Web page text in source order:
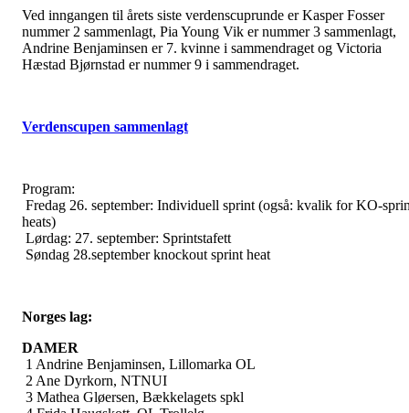
Ved inngangen til årets siste verdenscuprunde er Kasper Fosser
nummer 2 sammenlagt, Pia Young Vik er nummer 3 sammenlagt,
Andrine Benjaminsen er 7. kvinne i sammendraget og Victoria
Hæstad Bjørnstad er nummer 9 i sammendraget.
Verdenscupen sammenlagt
Program:
Fredag 26. september: Individuell sprint (også: kvalik for KO-
heats)
Lørdag: 27. september: Sprintstafett
Søndag 28.september knockout sprint heat
Norges lag:
DAMER
1 Andrine Benjaminsen, Lillomarka OL
2 Ane Dyrkorn, NTNUI
3 Mathea Gløersen, Bækkelagets spkl